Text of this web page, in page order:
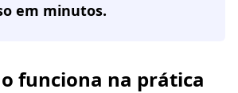
em minutos.
funciona na prática